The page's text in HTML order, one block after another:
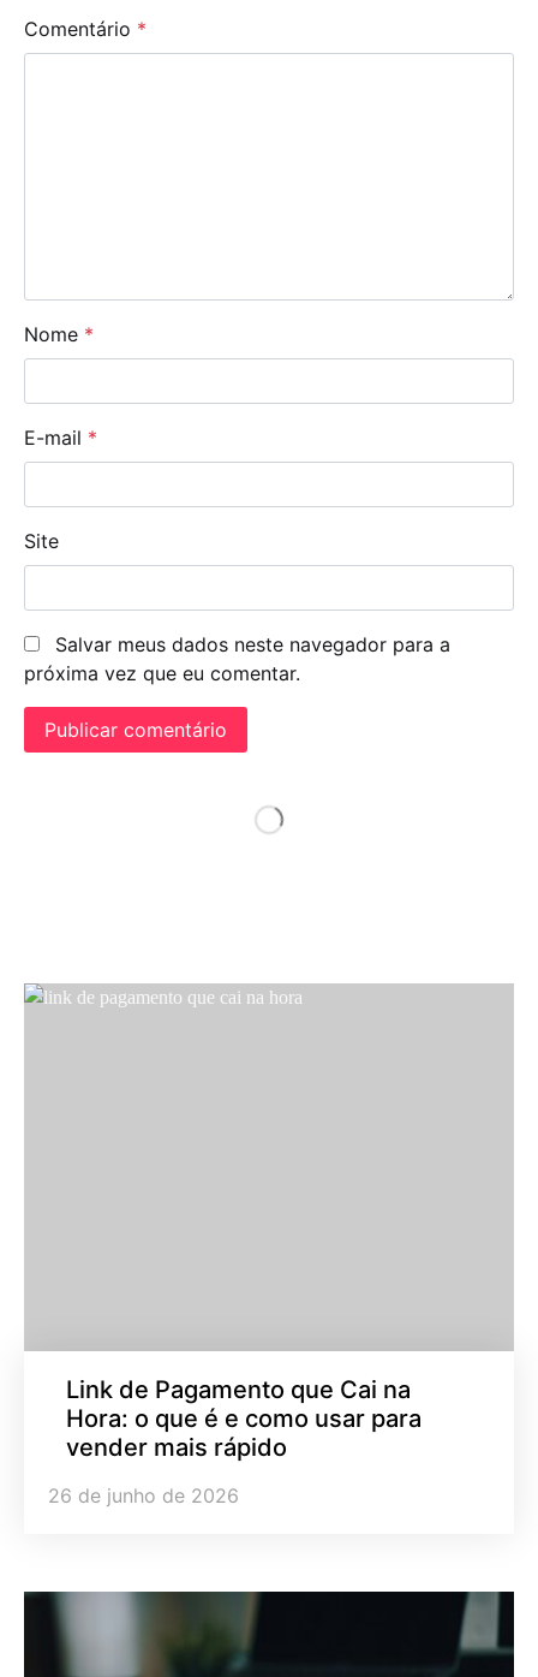
Comentário *
Nome *
E-mail *
Site
Salvar meus dados neste navegador para a
próxima vez que eu comentar.
Link de Pagamento que Cai na
Hora: o que é e como usar para
vender mais rápido
26 de junho de 2026